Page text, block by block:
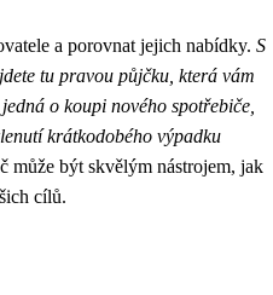
a porovnat jejich nabídky. S
tu pravou půjčku, která vám
o koupi nového spotřebiče,
krátkodobého výpadku
může být skvělým nástrojem, jak
cílů.